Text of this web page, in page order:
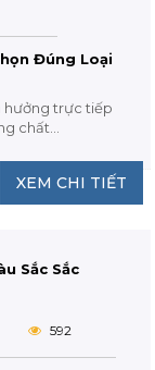
Đúng Loại
hưởng trực tiếp
chất...
XEM CHI TIẾT
Sắc Sắc
592